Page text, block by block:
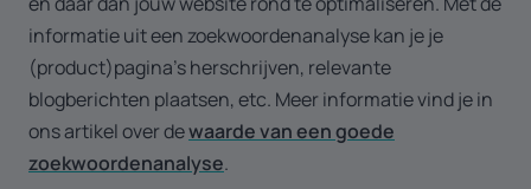
informatie uit een zoekwoordenanalyse kan je je
(product)pagina's herschrijven, relevante
blogberichten plaatsen, etc. Meer informatie vind je in
ons artikel over dewaarde van een goede
zoekwoordenanalyse.